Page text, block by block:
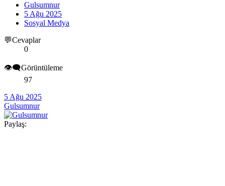
Gulsumnur
5 Ağu 2025
Sosyal Medya
💬Cevaplar
0
👁️‍🗨️Görüntüleme
97
5 Ağu 2025
Gulsumnur
Paylaş: